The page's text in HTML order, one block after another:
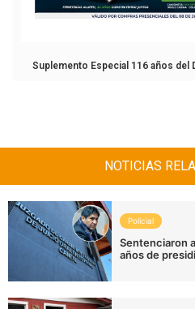
Suplemento Especial 116 años del
NOTICIAS
Policial
Sentenciaron
años de